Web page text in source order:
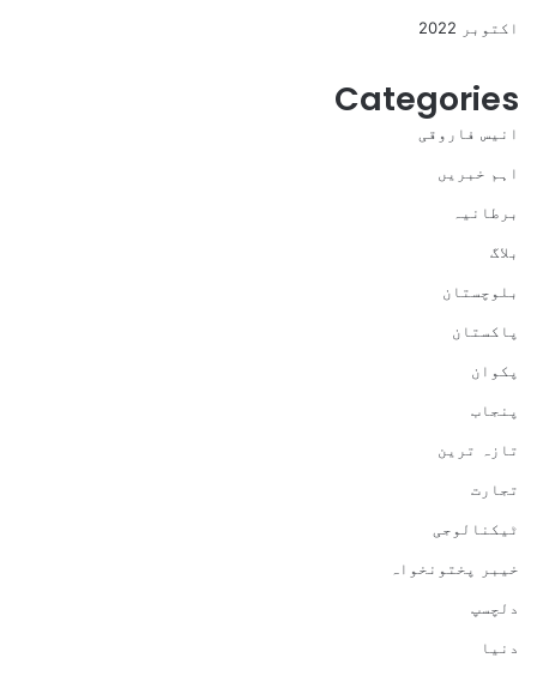
اکتوبر 2022
Categories
انیس فاروقی
اہم خبریں
برطانیہ
بلاگ
بلوچستان
پاکستان
پکوان
پنجاب
تازہ ترین
تجارت
ٹیکنالوجی
خیبر پختونخواہ
دلچسپ
دنیا